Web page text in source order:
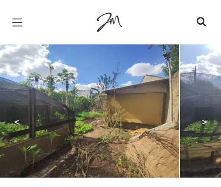
Página inicial
< >